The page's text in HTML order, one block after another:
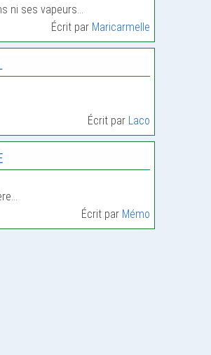
ni ses vapeurs…
Écrit par Maricarmelle
Écrit par Laco
Écrit par Mémo